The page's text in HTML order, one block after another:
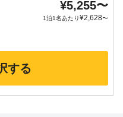
¥5,255〜
1泊1名あたり¥2,628〜
する